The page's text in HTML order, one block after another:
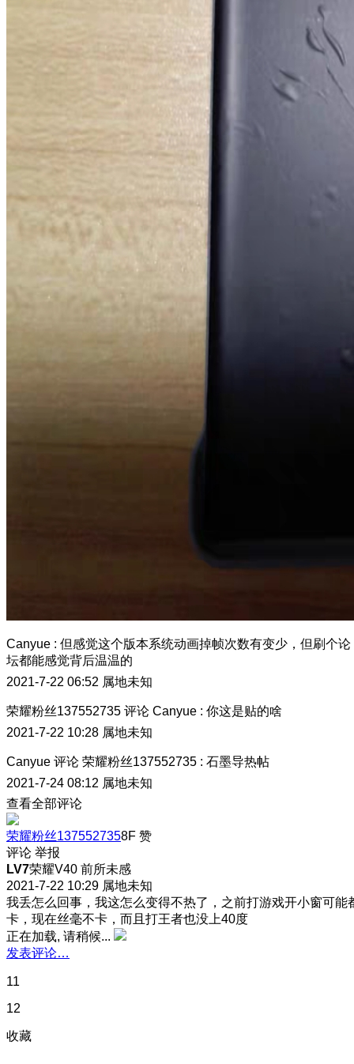
Canyue : 但感觉这个版本系统动画掉帧次数有变少，但刷个论
坛都能感觉背后温温的
2021-7-22 06:52 属地未知
荣耀粉丝137552735 评论 Canyue : 你这是贴的啥
2021-7-22 10:28 属地未知
Canyue 评论 荣耀粉丝137552735 : 石墨导热帖
2021-7-24 08:12 属地未知
查看全部评论
荣耀粉丝1375527358F 赞
评论 举报
LV7荣耀V40 前所未感
2021-7-22 10:29 属地未知
我丢怎么回事，我这怎么变得不热了，之前打游戏开小窗可能
卡，现在丝毫不卡，而且打王者也没上40度
正在加载, 请稍候...
发表评论…
11
12
收藏